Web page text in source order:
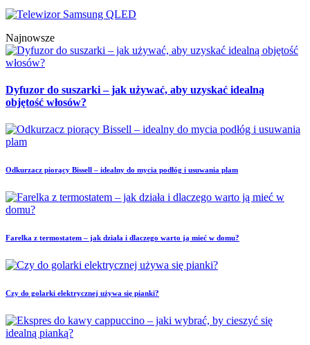
Najnowsze
Dyfuzor do suszarki – jak używać, aby uzyskać idealną
objętość włosów?
Odkurzacz piorący Bissell – idealny do mycia podłóg i usuwania plam
Farelka z termostatem – jak działa i dlaczego warto ją mieć w domu?
Czy do golarki elektrycznej używa się pianki?